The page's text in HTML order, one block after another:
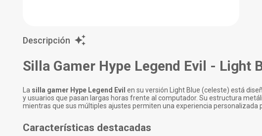
Descripción
Silla Gamer Hype Legend Evil - Light
La silla gamer Hype Legend Evil en su versión Light Blue (celeste) está
y usuarios que pasan largas horas frente al computador. Su estructura
mientras que sus múltiples ajustes permiten una experiencia personalizada
Características destacadas